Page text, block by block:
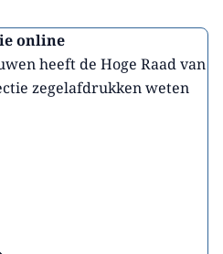
online
heeft de Hoge Raad van
zegelafdrukken weten